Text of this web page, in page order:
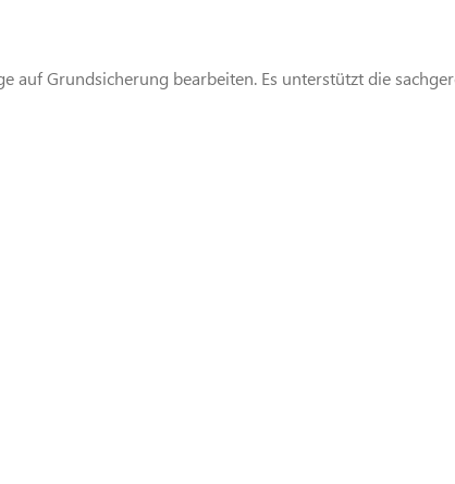
auf Grundsicherung bearbeiten. Es unterstützt die